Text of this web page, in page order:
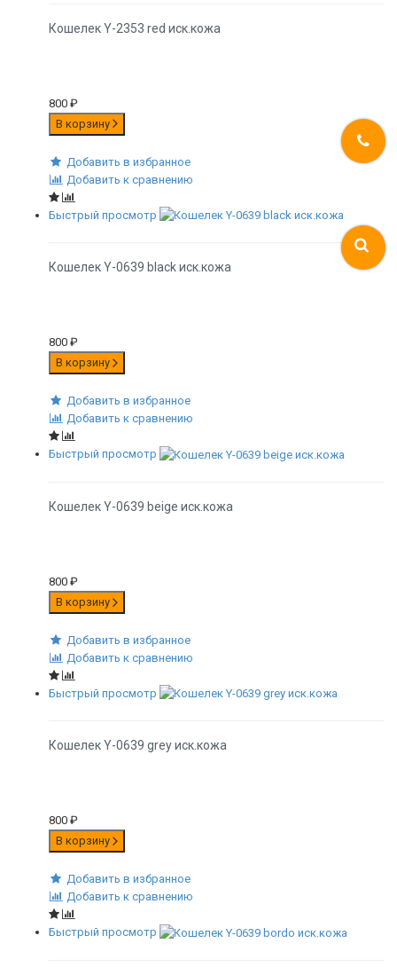
Кошелек Y-2353 red иск.кожа
800 ₽
В корзину
Добавить в избранное
Добавить к сравнению
Быстрый просмотр
Кошелек Y-0639 black иск.кожа
800 ₽
В корзину
Добавить в избранное
Добавить к сравнению
Быстрый просмотр
Кошелек Y-0639 beige иск.кожа
800 ₽
В корзину
Добавить в избранное
Добавить к сравнению
Быстрый просмотр
Кошелек Y-0639 grey иск.кожа
800 ₽
В корзину
Добавить в избранное
Добавить к сравнению
Быстрый просмотр